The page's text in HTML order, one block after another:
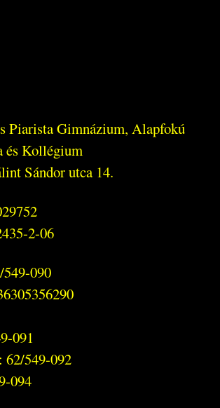
Piarista Gimnázium, Alapfokú
és Kollégium
Sándor utca 14.
2-06
090
091
62/549-092
094